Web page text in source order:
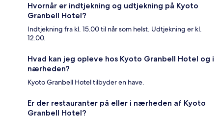
Hvornår er indtjekning og udtjekning på Kyoto
Granbell Hotel?
Indtjekning fra kl. 15.00 til når som helst. Udtjekning er kl.
12.00.
Hvad kan jeg opleve hos Kyoto Granbell Hotel og i
nærheden?
Kyoto Granbell Hotel tilbyder en have.
Er der restauranter på eller i nærheden af Kyoto
Granbell Hotel?